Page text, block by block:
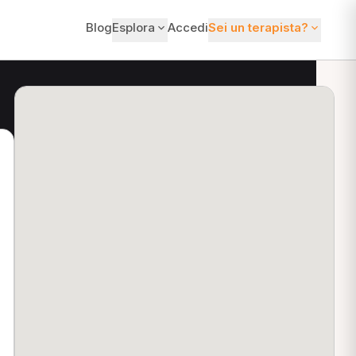
BlogEsplora AccediSei un terapista?